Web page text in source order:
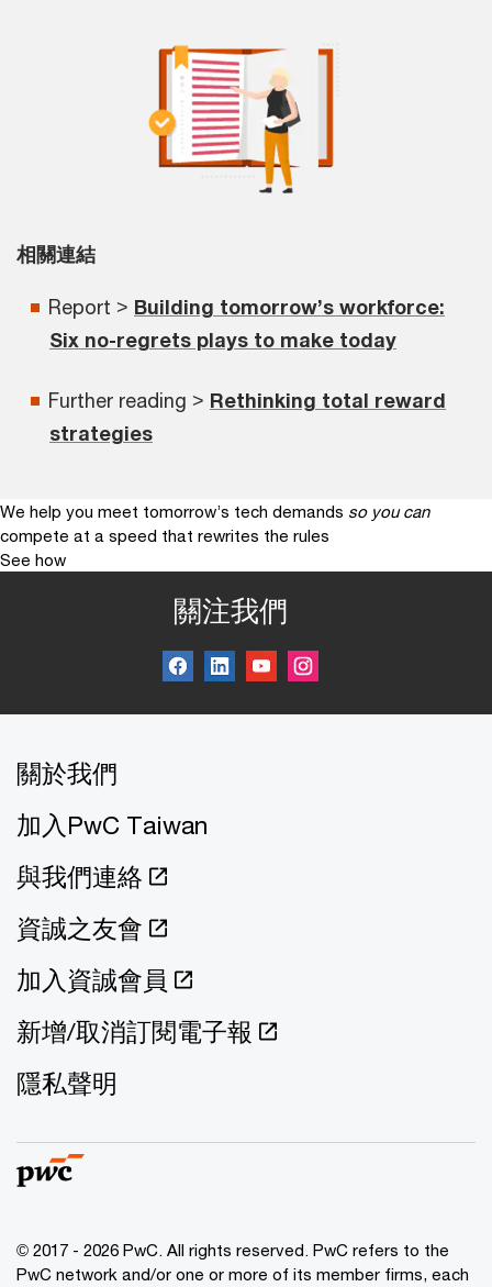
相關連結
Report > Building tomorrow’s workforce:
Six no-regrets plays to make today
Further reading > Rethinking total reward
strategies
We help you meet tomorrow’s tech demands so you can
compete at a speed that rewrites the rules
See how
關注我們
關於我們
加入PwC Taiwan
與我們連絡
資誠之友會
加入資誠會員
新增/取消訂閱電子報
隱私聲明
© 2017 - 2026 PwC. All rights reserved. PwC refers to the
PwC network and/or one or more of its member firms, each